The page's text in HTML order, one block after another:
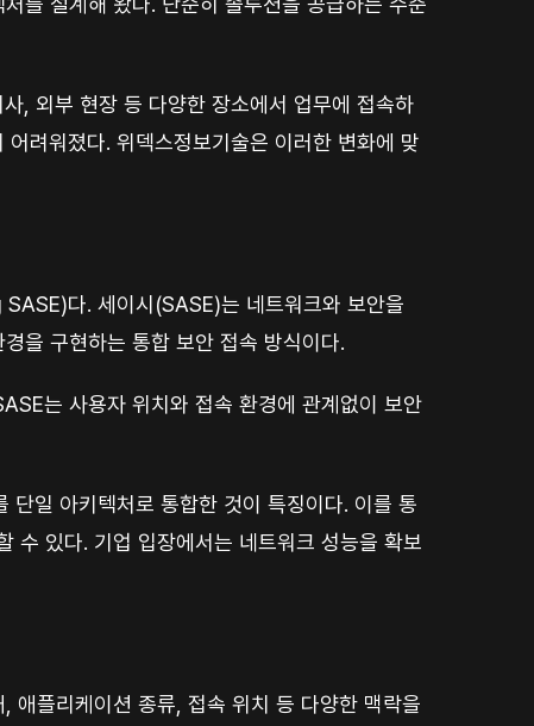
, 외부 현장 등 다양한 장소에서 업무에 접속하
려워졌다. 위덱스정보기술은 이러한 변화에 맞
다. 세이시(SASE)는 네트워크와 보안을
을 구현하는 통합 보안 접속 방식이다.
는 사용자 위치와 접속 환경에 관계없이 보안
일 아키텍처로 통합한 것이 특징이다. 이를 통
수 있다. 기업 입장에서는 네트워크 성능을 확보
플리케이션 종류, 접속 위치 등 다양한 맥락을